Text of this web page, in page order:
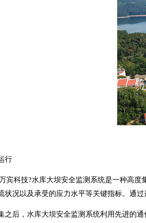
行
宾科技?水库大坝安全监测系统是一种高
状况以及承受的应力水平等关键指标。通
之后，水库大坝安全监测系统利用先进的